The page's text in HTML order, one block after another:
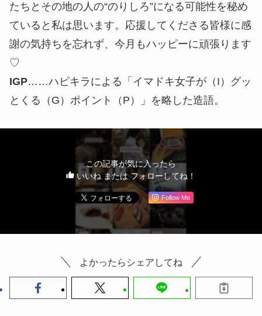
たちとその地の人の“のりしろ”になる可能性を秘め
ていると私は思います。応援してくださる皆様に感
謝の気持ちを忘れず、今月もハッピーに頑張ります
♡
IGP……ハピキラによる「イマドキ女子が（I）グッ
とくる（G）ポイント（P）」を略した造語。
この記事が気に入ったら
いいね または フォローしてね！
Follow Me
よかったらシェアしてね